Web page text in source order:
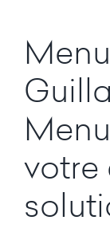
votre